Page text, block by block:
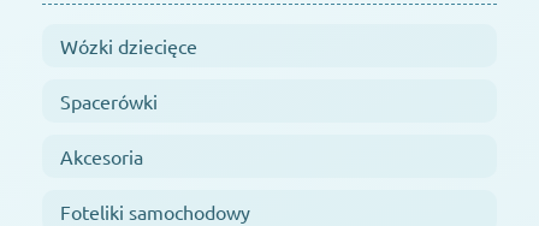
Wózki dziecięce
Spacerówki
Akcesoria
Foteliki samochodowy